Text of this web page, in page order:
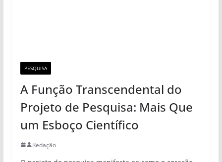
PESQUISA
A Função Transcendental do
Projeto de Pesquisa: Mais Que
um Esboço Científico
Redação